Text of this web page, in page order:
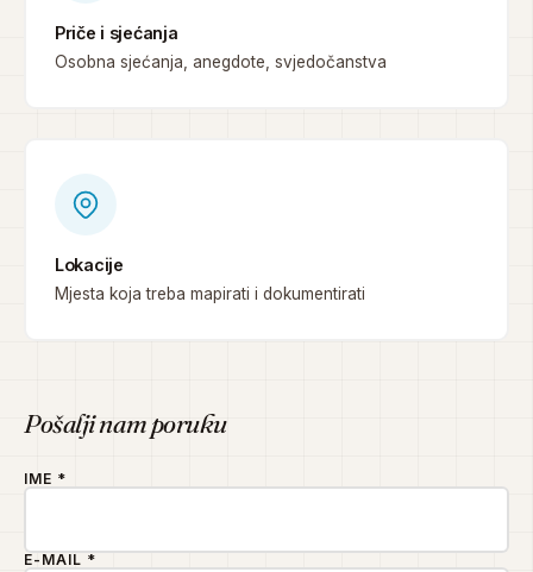
Priče i sjećanja
Osobna sjećanja, anegdote, svjedočanstva
Lokacije
Mjesta koja treba mapirati i dokumentirati
Pošalji nam poruku
IME *
E-MAIL *